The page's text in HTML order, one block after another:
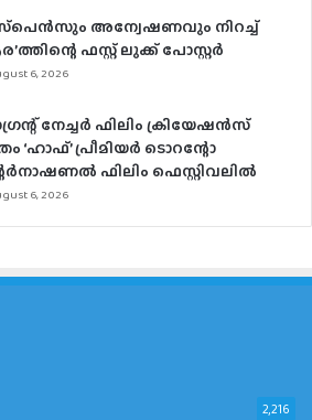
അന്വേഷണവും നിറച്ച്
ഫസ്റ്റ് ലുക്ക് പോസ്റ്റര്‍
6, 2026
നേച്ചര്‍ ഫിലിം ക്രിയേഷന്‍സ്
‘ഹാഫ്’ പ്രീമിയര്‍ ടൊറന്റോ
ഫിലിം ഫെസ്റ്റിവലില്‍
6, 2026
2,216